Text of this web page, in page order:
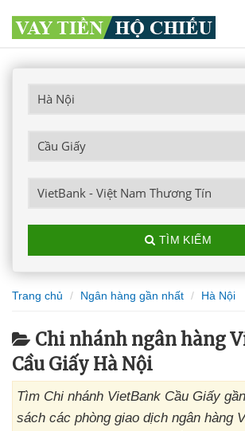
TÌM KIẾM
Trang chủ Ngân hàng gần nhất Hà Nội
Chi nhánh ngân hàng
Cầu Giấy Hà Nội
Tìm Chi nhánh VietBank Cầu Giấy
sách các phòng giao dịch ngân hàng